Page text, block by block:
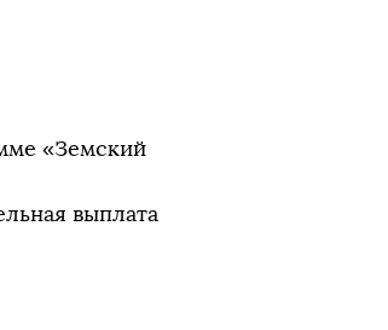
«Земский
выплата